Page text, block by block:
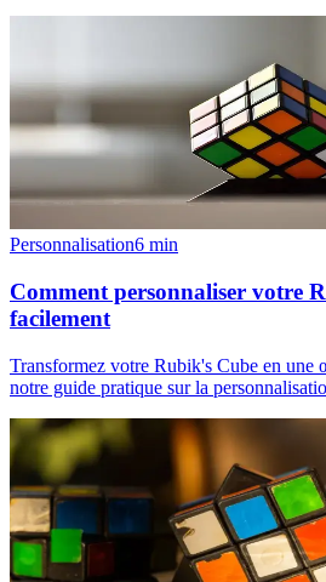
Personnalisation6 min
Comment personnaliser votre
facilement
Transformez votre Rubik's Cube en une
notre guide pratique sur la